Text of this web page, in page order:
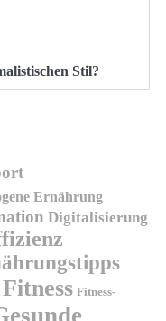
Stil?
Ernährung
Digitalisierung
Fitness Fitness-